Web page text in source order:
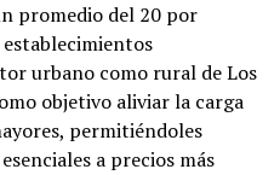
promedio del 20 por
urbano como rural de Los
objetivo aliviar la carga
permitiéndoles
a precios más